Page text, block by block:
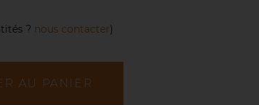
? nous contacter)
AU PANIER